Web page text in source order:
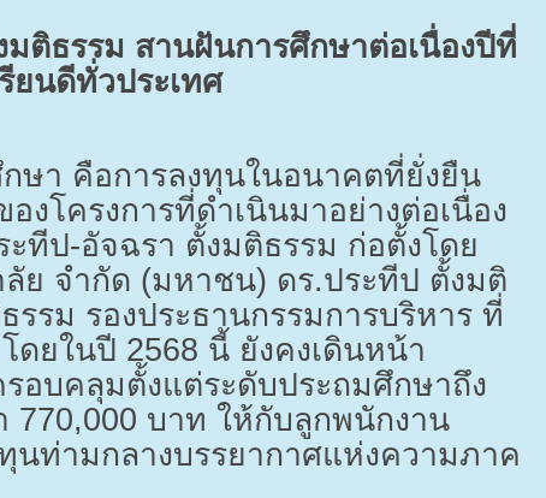
ติธรรม สานฝันการศึกษาต่อเนื่องปีที่
นดีทั่วประเทศ
กษา คือการลงทุนในอนาคตที่ยั่งยืน
งโครงการที่ดำเนินมาอย่างต่อเนื่อง
ทีป-อัจฉรา ตั้งมติธรรม ก่อตั้งโดย
ย จำกัด (มหาชน) ดร.ประทีป ตั้งมติ
รม รองประธานกรรมการบริหาร ที่
ดยในปี 2568 นี้ ยังคงเดินหน้า
อบคลุมตั้งแต่ระดับประถมศึกษาถึง
770,000 บาท ให้กับลูกพนักงาน
ท่ามกลางบรรยากาศแห่งความภาค